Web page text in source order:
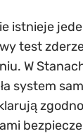
istnieje
test
W
system